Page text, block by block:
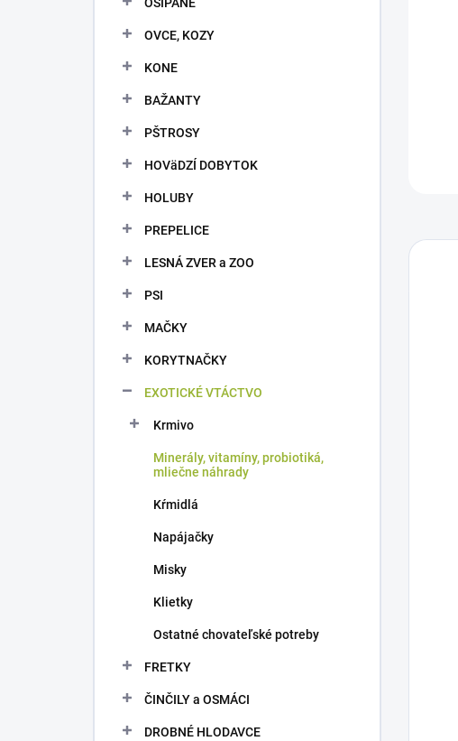
OVCE, KOZY
KONE
BAŽANTY
PŠTROSY
HOVäDZÍ DOBYTOK
HOLUBY
PREPELICE
LESNÁ ZVER a ZOO
PSI
MAČKY
KORYTNAČKY
EXOTICKÉ VTÁCTVO
Krmivo
Minerály, vitamíny, probiotiká,
mliečne náhrady
Kŕmidlá
Napájačky
Misky
Klietky
Ostatné chovateľské potreby
FRETKY
ČINČILY a OSMÁCI
DROBNÉ HLODAVCE